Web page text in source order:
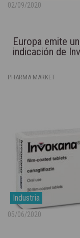
02/09/2020
Europa emite
indicación de
PHARMA MARKET
Industria
05/06/2020